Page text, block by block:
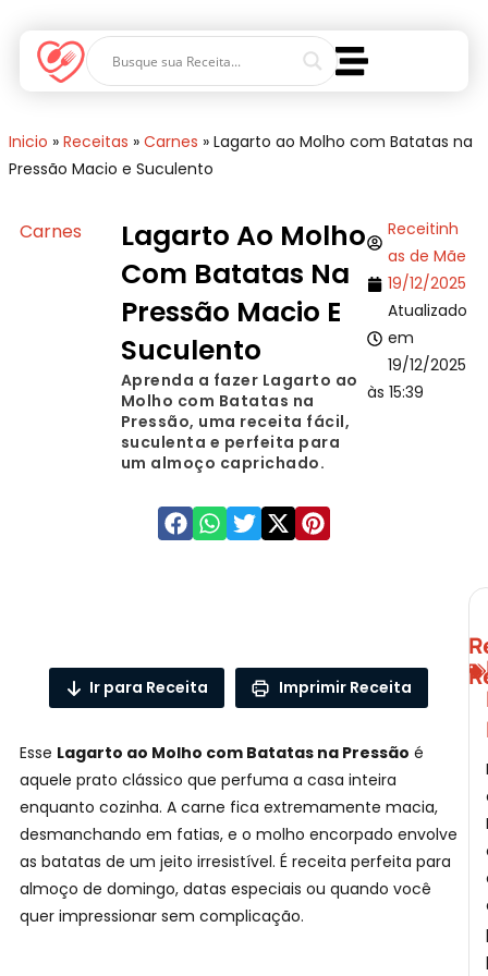
Inicio » Receitas » Carnes » Lagarto ao Molho com Batatas na
Pressão Macio e Suculento
Carnes
Lagarto Ao Molho
Com Batatas Na
Pressão Macio E
Suculento
Aprenda a fazer Lagarto ao
Molho com Batatas na
Pressão, uma receita fácil,
suculenta e perfeita para
um almoço caprichado.
Receitinh
as de Mãe
19/12/2025
Atualizado
em
19/12/2025
às 15:39
Ir para Receita Imprimir Receita
Esse Lagarto ao Molho com Batatas na Pressão é
aquele prato clássico que perfuma a casa inteira
enquanto cozinha. A carne fica extremamente macia,
desmanchando em fatias, e o molho encorpado envolve
as batatas de um jeito irresistível. É receita perfeita para
almoço de domingo, datas especiais ou quando você
quer impressionar sem complicação.
e